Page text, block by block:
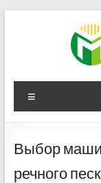
Выбор
речного